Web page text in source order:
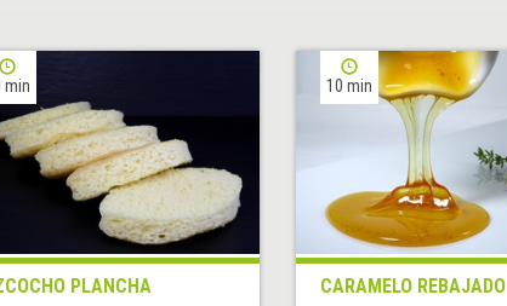
min
PLANCHA
10 min
CARAMELO REBAJADO